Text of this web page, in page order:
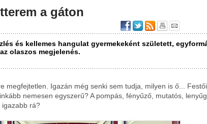
a gáton
és kellemes hangulat gyermekeként született,
olaszos megjelenés.
megfejtetlen. Igazán még senki sem tudja, milyen is ő...
nemesen egyszerű? A pompás, fényűző, mutatós,
igazabb rá?